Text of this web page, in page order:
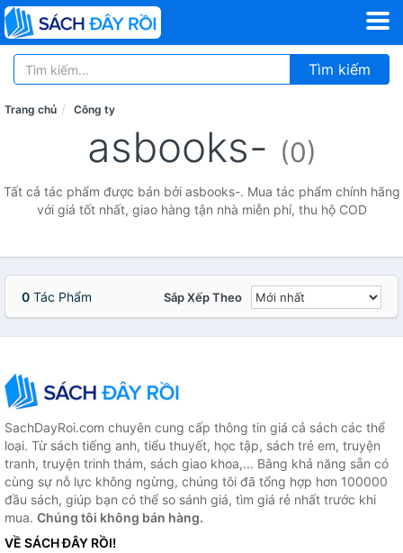
Tìm kiếm
Trang chủ Công ty
asbooks- (0)
Tất cả tác phẩm được bán bởi asbooks-. Mua tác phẩm chính hãng
với giá tốt nhất, giao hàng tận nhà miễn phí, thu hộ COD
0 Tác Phẩm Sắp Xếp Theo
SachDayRoi.com chuyên cung cấp thông tin giá cả sách các thể
loại. Từ sách tiếng anh, tiểu thuyết, học tập, sách trẻ em, truyện
tranh, truyện trinh thám, sách giao khoa,... Bằng khả năng sẵn có
cùng sự nỗ lực không ngừng, chúng tôi đã tổng hợp hơn 100000
đầu sách, giúp bạn có thể so sánh giá, tìm giá rẻ nhất trước khi
mua. Chúng tôi không bán hàng.
VỀ SÁCH ĐÂY RỒI!